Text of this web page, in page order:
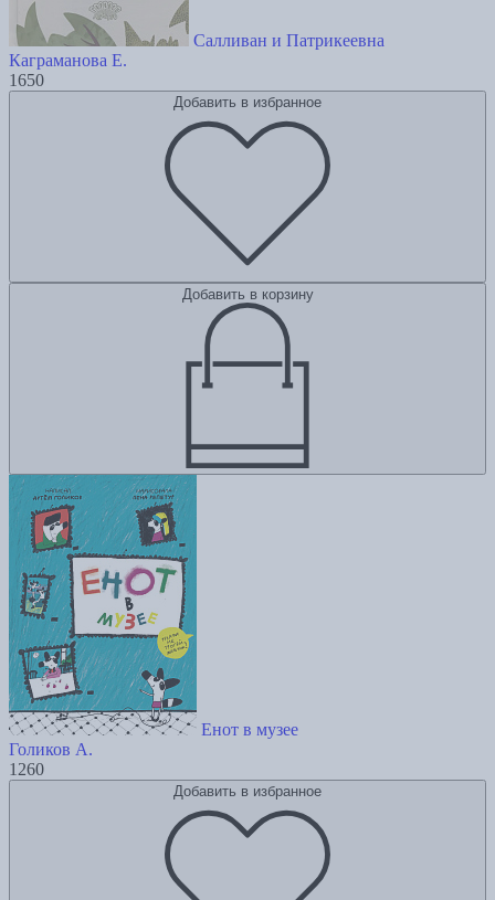
Салливан и Патрикеевна
Каграманова Е.
1650
Добавить в избранное
Добавить в корзину
Енот в музее
Голиков А.
1260
Добавить в избранное